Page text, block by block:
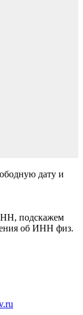
дату и
подскажем
об ИНН физ.